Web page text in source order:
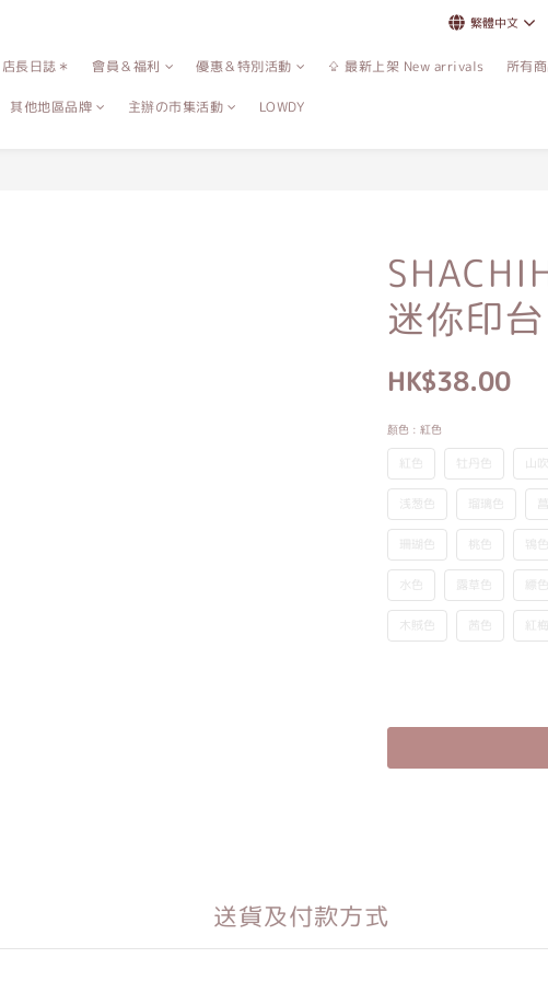
繁體中文
店長日誌＊ 會員＆福利 優惠＆特別活動 ⇪ 最新上架 New arrivals 所有
其他地區品牌 主辦の市集活動 LOWDY
迷你印
HK$38.00
顏色 : 紅色
紅色 牡丹色 山
浅葱色 瑠璃色
珊瑚色 桃色 鴇色
水色 露草色 縹色
木賊色 茜色 紅
送貨及付款方式